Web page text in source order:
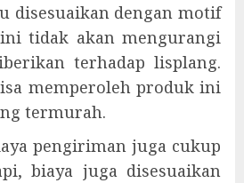
disesuaikan dengan motif
tidak akan mengurangi
terhadap lisplang.
memperoleh produk ini
termurah.
pengiriman juga cukup
biaya juga disesuaikan